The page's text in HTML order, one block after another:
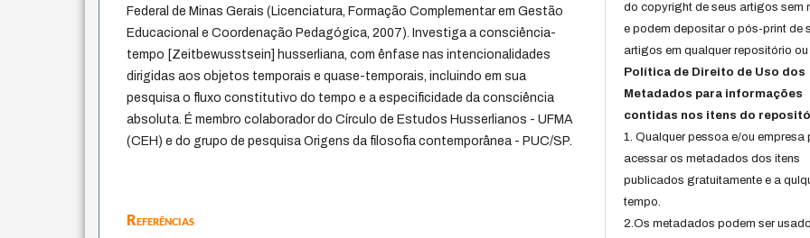
Federal de Minas Gerais (Licenciatura, Formação Complementar em Gestão
Educacional e Coordenação Pedagógica, 2007). Investiga a consciência-
tempo [Zeitbewusstsein] husserliana, com ênfase nas intencionalidades
dirigidas aos objetos temporais e quase-temporais, incluindo em sua
pesquisa o fluxo constitutivo do tempo e a especificidade da consciência
absoluta. É membro colaborador do Círculo de Estudos Husserlianos - UFMA
(CEH) e do grupo de pesquisa Origens da filosofia contemporânea - PUC/SP.
Referências
do copyright de seus artigos sem
e podem depositar o pós-print de
artigos em qualquer repositório ou
Política de Direito de Uso dos
Metadados para informações
contidas nos itens do
1. Qualquer pessoa e/ou empresa
acessar os metadados dos itens
publicados gratuitamente e a
tempo.
2.Os metadados podem ser